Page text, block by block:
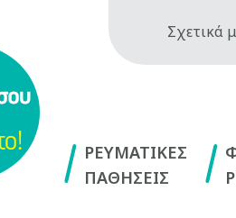
Σχετικά
ΡΕΥΜΑΤΙΚΕΣ
ΠΑΘΗΣΕΙΣ